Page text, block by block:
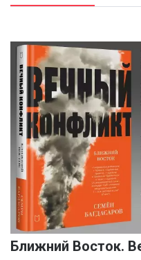
Ближний Восток.